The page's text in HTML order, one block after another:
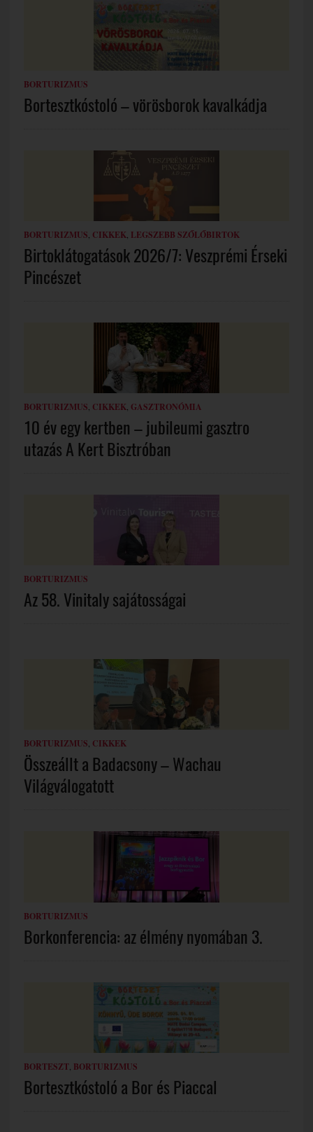
BORTURIZMUS
Bortesztkóstoló – vörösborok kavalkádja
BORTURIZMUS, CIKKEK, LEGSZEBB SZŐLŐBIRTOK
Birtoklátogatások 2026/7: Veszprémi Érseki
Pincészet
BORTURIZMUS, CIKKEK, GASZTRONÓMIA
10 év egy kertben – jubileumi gasztro
utazás A Kert Bisztróban
BORTURIZMUS
Az 58. Vinitaly sajátosságai
BORTURIZMUS, CIKKEK
Összeállt a Badacsony – Wachau
Világválogatott
BORTURIZMUS
Borkonferencia: az élmény nyomában 3.
BORTESZT, BORTURIZMUS
Bortesztkóstoló a Bor és Piaccal